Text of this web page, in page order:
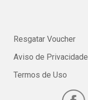
Resgatar Voucher
Aviso de Privacidade
Termos de Uso